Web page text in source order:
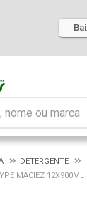
DETERGENTE
MACIEZ 12X900ML